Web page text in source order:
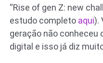
“Rise of gen Z: new
estudo completo aqui).
geração não conheceu
digital e isso já diz